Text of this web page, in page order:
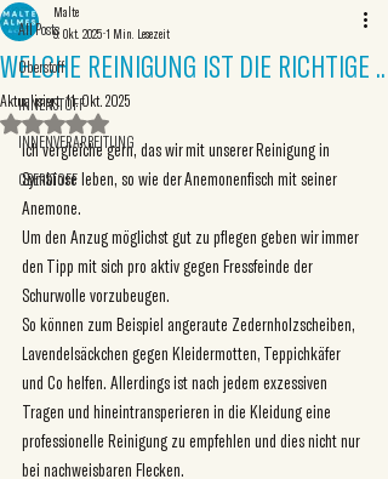
All Posts
Oberstoff
INNENSTOFF
INNENVERARBEITUNG
OBERSTOFF
WELCHE REINIGUNG IST DIE RICHTIGE ..
Malte
9. Okt. 2025 1 Min. Lesezeit
Aktualisiert:11. Okt. 2025
Mit NaN von 5 Sternen bewertet.
Ich vergleiche gern, das wir mit unserer Reinigung in
Symbiose leben, so wie der Anemonenfisch mit seiner
Anemone.
Um den Anzug möglichst gut zu pflegen geben wir immer
den Tipp mit sich pro aktiv gegen Fressfeinde der
Schurwolle vorzubeugen.
So können zum Beispiel angeraute Zedernholzscheiben,
Lavendelsäckchen gegen Kleidermotten, Teppichkäfer
und Co helfen. Allerdings ist nach jedem exzessiven
Tragen und hineintransperieren in die Kleidung eine
professionelle Reinigung zu empfehlen und dies nicht nur
bei nachweisbaren Flecken.